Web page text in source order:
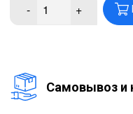
- +
Cамовывоз и